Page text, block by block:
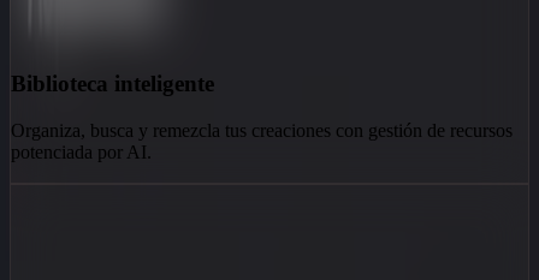
Biblioteca inteligente
Organiza, busca y remezcla tus creaciones con gestión de recursos
potenciada por AI.